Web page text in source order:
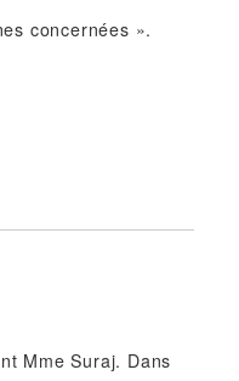
concernées ».
Mme Suraj. Dans